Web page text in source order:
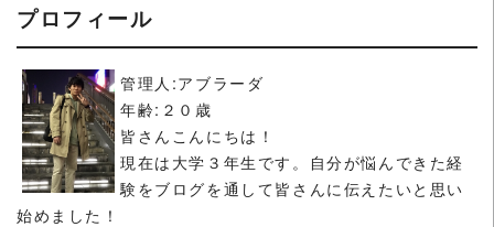
プロフィール
管理人:アブラーダ
年齢:２０歳
皆さんこんにちは！
現在は大学３年生です。自分が悩んできた経
験をブログを通して皆さんに伝えたいと思い
始めました！